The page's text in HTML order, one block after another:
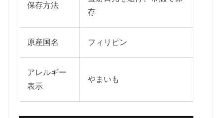
保存方法
存
原産国名 フィリピン
アレルギー
表示
やまいも